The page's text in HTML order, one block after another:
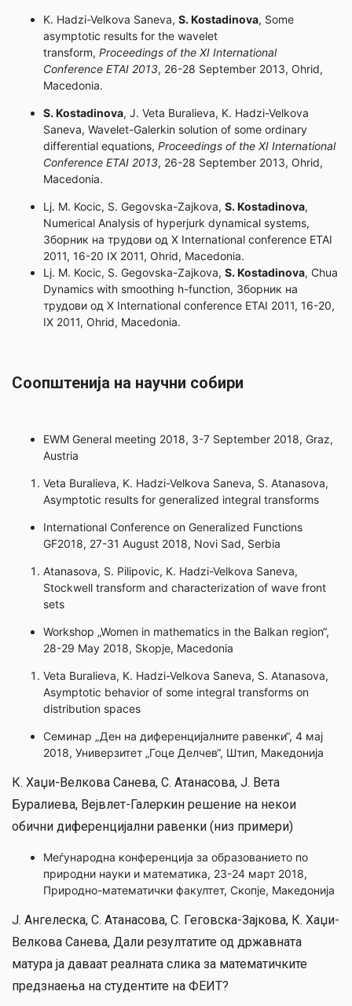
K. Hadzi-Velkova Saneva, S. Kostadinova, Some
asymptotic results for the wavelet
transform, Proceedings of the XI International
Conference ETAI 2013, 26-28 September 2013, Ohrid,
Macedonia.
S. Kostadinova, J. Veta Buralieva, K. Hadzi-Velkova
Saneva, Wavelet-Galerkin solution of some ordinary
differential equations, Proceedings of the XI International
Conference ETAI 2013, 26-28 September 2013, Ohrid,
Macedonia.
Lj. M. Kocic, S. Gegovska-Zajkova, S. Kostadinova,
Numerical Analysis of hyperjurk dynamical systems,
Зборник на трудови од X International conference ЕTAI
2011, 16-20 IX 2011, Ohrid, Macedonia.
Lj. M. Kocic, S. Gegovska-Zajkova, S. Kostadinova, Chua
Dynamics with smoothing h-function, Зборник на
трудови од X International conference ЕTAI 2011, 16-20,
IX 2011, Ohrid, Macedonia.
Соопштенија на научни собири
EWM General meeting 2018, 3-7 September 2018, Graz,
Austria
Veta Buralieva, K. Hadzi-Velkova Saneva, S. Atanasova,
Asymptotic results for generalized integral transforms
International Conference on Generalized Functions
GF2018, 27-31 August 2018, Novi Sad, Serbia
Atanasova, S. Pilipovic, K. Hadzi-Velkova Saneva,
Stockwell transform and characterization of wave front
sets
Workshop „Women in mathematics in the Balkan region“,
28-29 May 2018, Skopje, Macedonia
Veta Buralieva, K. Hadzi-Velkova Saneva, S. Atanasova,
Asymptotic behavior of some integral transforms on
distribution spaces
Семинар „Ден на диференцијалните равенки“, 4 мај
2018, Универзитет „Гоце Делчев“, Штип, Македонија
К. Хаџи-Велкова Санева, С. Атанасова, Ј. Вета
Буралиева, Вејвлет-Галеркин решение на некои
обични диференцијални равенки (низ примери)
Меѓународна конференција за образованието по
природни науки и математика, 23-24 март 2018,
Природно-математички факултет, Скопје, Македонија
Ј. Ангелеска, С. Атанасова, С. Геговска-Зајкова, К. Хаџи-
Велкова Санева, Дали резултатите од државната
матура ја даваат реалната слика за математичките
предзнаења на студентите на ФЕИТ?